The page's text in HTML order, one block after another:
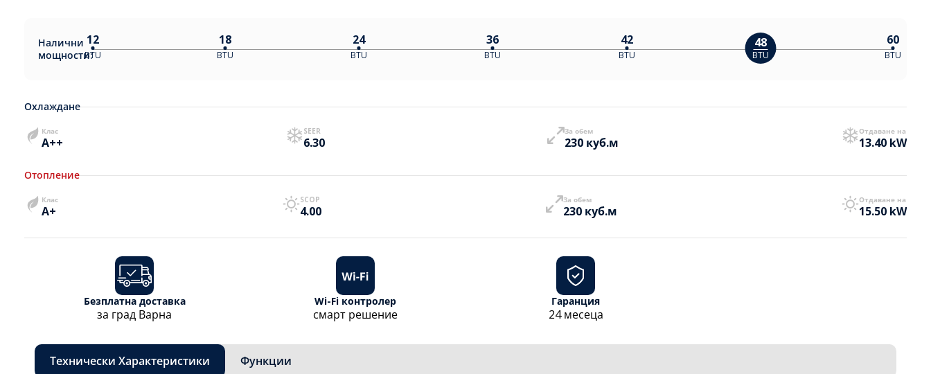
Налични
мощности:
12
BTU
18
BTU
24
BTU
36
BTU
42
BTU
48
BTU
60
BTU
Охлаждане
Клас
A++
SEER
6.30
За обем
230 куб.м
Отдаване на
13.40 kW
Отопление
Клас
A+
SCOP
4.00
За обем
230 куб.м
Отдаване на
15.50 kW
Безплатна доставка
за град Варна
Wi-Fi контролер
смарт решение
Гаранция
24 месеца
Технически Характеристики Функции